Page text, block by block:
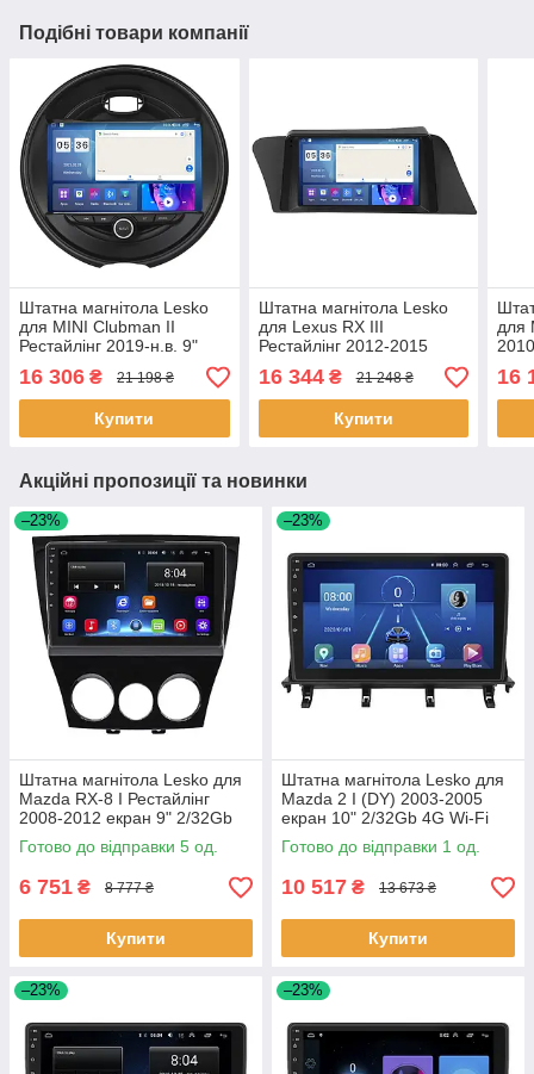
Подібні товари компанії
Штатна магнітола Lesko
для MINI Clubman II
Рестайлінг 2019-н.в. 9"
4/64Gb CarPlay 4G Wi-Fi
GPS Prime 1 шт.
16 306 ₴ 21 198 ₴
Купити
Штатна магнітола Lesko
для Lexus RX III
Рестайлінг 2012-2015
екран 9" 2/32 Gb CarPlay
4G Wi-Fi GPS Prime 2 шт.
16 344₴ 21 248 ₴
Купити
для
16
Акційні пропозиції та новинки
–23%
Штатна магнітола Lesko для
Mazda RX-8 I Рестайлінг
2008-2012 екран 9" 2/32Gb
Wi-Fi GPS Base 5 шт.
Готово до відправки 5 од.
6 751 ₴ 8 777 ₴
Купити
–23%
Штатна магнітола Lesko для
Mazda 2 I (DY) 2003-2005
екран 10" 2/32Gb 4G Wi-Fi
GPS Top 1 шт.
Готово до відправки 1 од.
10 517 ₴ 13 673 ₴
Купити
–23% –23%